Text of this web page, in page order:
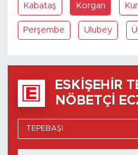
Kabataş Korgan
Perşembe Ulubey
ESKIŞEHIR
NÖBETÇI